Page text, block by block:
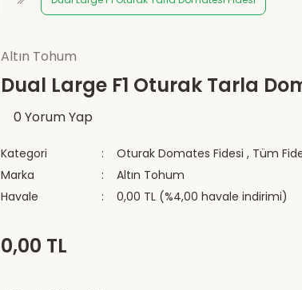
Altın Tohum
Dual Large F1 Oturak Tarla
0 Yorum Yap
Kategori Oturak Domates Fidesi , Tüm
Marka
Altın Tohum
Havale
0,00 TL (%4,00 havale indirimi)
0,00 TL